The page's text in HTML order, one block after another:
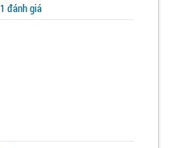
1 đánh giá